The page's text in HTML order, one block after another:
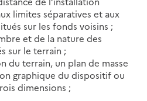
limites séparatives et aux
sur les fonds voisins ;
et de la nature des
sur le terrain ;
du terrain, un plan de masse
graphique du dispositif ou
dimensions ;